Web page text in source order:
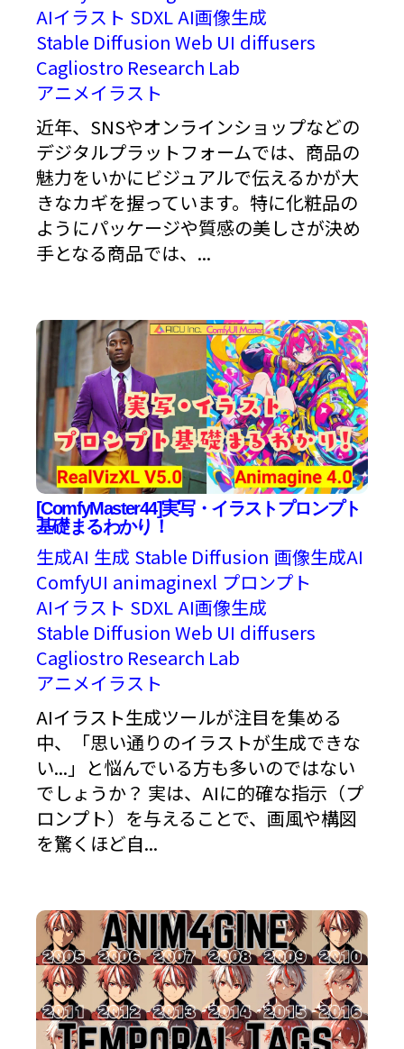
AIイラスト SDXLAI画像生成
Stable Diffusion Web UI diffusers
Cagliostro Research Lab
アニメイラスト
近年、SNSやオンラインショップなどの
デジタルプラットフォームでは、商品の
魅力をいかにビジュアルで伝えるかが大
きなカギを握っています。特に化粧品の
ようにパッケージや質感の美しさが決め
手となる商品では、...
[ComfyMaster44]実写・イラストプロンプト
基礎まるわかり！
生成AI 生成 Stable Diffusion 画像生成AI
ComfyUI animaginexl プロンプト
AIイラスト SDXL AI画像生成
Stable Diffusion Web UI diffusers
Cagliostro Research Lab
アニメイラスト
AIイラスト生成ツールが注目を集める
中、「思い通りのイラストが生成できな
い...」と悩んでいる方も多いのではない
でしょうか？ 実は、AIに的確な指示（プ
ロンプト）を与えることで、画風や構図
を驚くほど自...